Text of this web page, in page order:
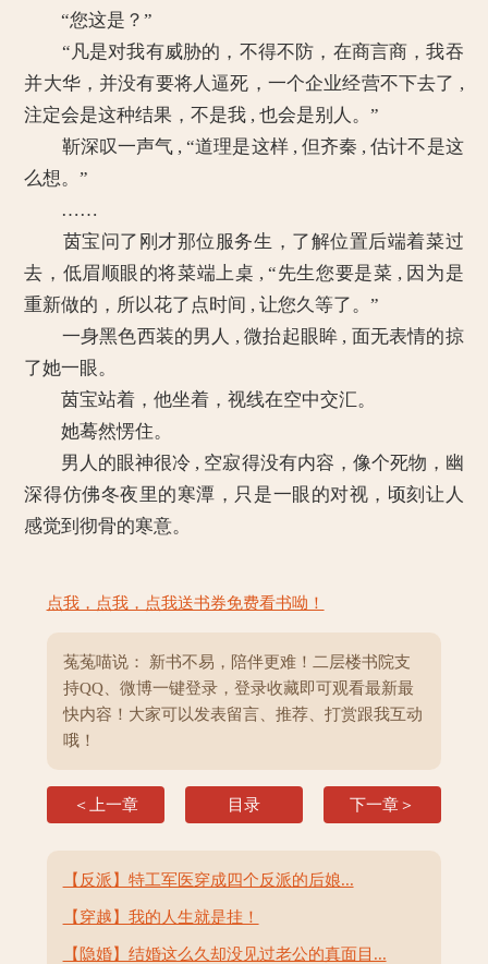
“您这是？”
“凡是对我有威胁的，不得不防，在商言商，我吞
并大华，并没有要将人逼死，一个企业经营不下去了 ,
注定会是这种结果，不是我 , 也会是别人。”
靳深叹一声气 , “道理是这样 , 但齐秦 , 估计不是这
么想。”
……
茵宝问了刚才那位服务生，了解位置后端着菜过
去，低眉顺眼的将菜端上桌 , “先生您要是菜 , 因为是
重新做的，所以花了点时间 , 让您久等了。”
一身黑色西装的男人 , 微抬起眼眸 , 面无表情的掠
了她一眼。
茵宝站着，他坐着，视线在空中交汇。
她蓦然愣住。
男人的眼神很冷 , 空寂得没有内容，像个死物，幽
深得仿佛冬夜里的寒潭，只是一眼的对视，顷刻让人
感觉到彻骨的寒意。
点我，点我，点我送书券免费看书呦！
菟菟喵说： 新书不易，陪伴更难！二层楼书院支
持QQ、微博一键登录，登录收藏即可观看最新最
快内容！大家可以发表留言、推荐、打赏跟我互动
哦！
＜上一章 目录 下一章＞
【反派】特工军医穿成四个反派的后娘...
【穿越】我的人生就是挂！
【隐婚】结婚这么久却没见过老公的真面目...